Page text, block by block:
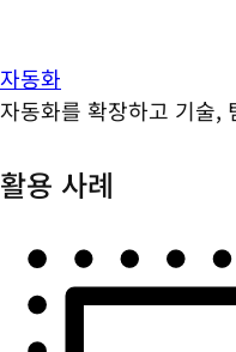
자동화
자동화를 확장하고 기술,
활용 사례